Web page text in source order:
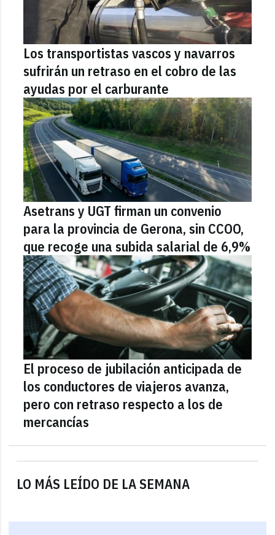
LO MÁS LEÍDO DE LA SEMANA
Los transportistas vascos y navarros
sufrirán un retraso en el cobro de las
ayudas por el carburante
Asetrans y UGT firman un convenio
para la provincia de Gerona, sin CCOO,
que recoge una subida salarial de 6,9%
El proceso de jubilación anticipada de
los conductores de viajeros avanza,
pero con retraso respecto a los de
mercancías